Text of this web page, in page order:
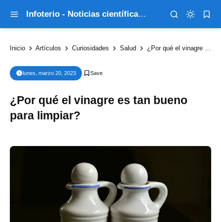
Infoterio - Noticias científicas que explican el mundo
Inicio Artículos Curiosidades Salud ¿Por qué el vinagre es tan bueno para limpiar?
lunes, marzo 20, 2023
¿Por qué el vinagre es tan bueno
para limpiar?